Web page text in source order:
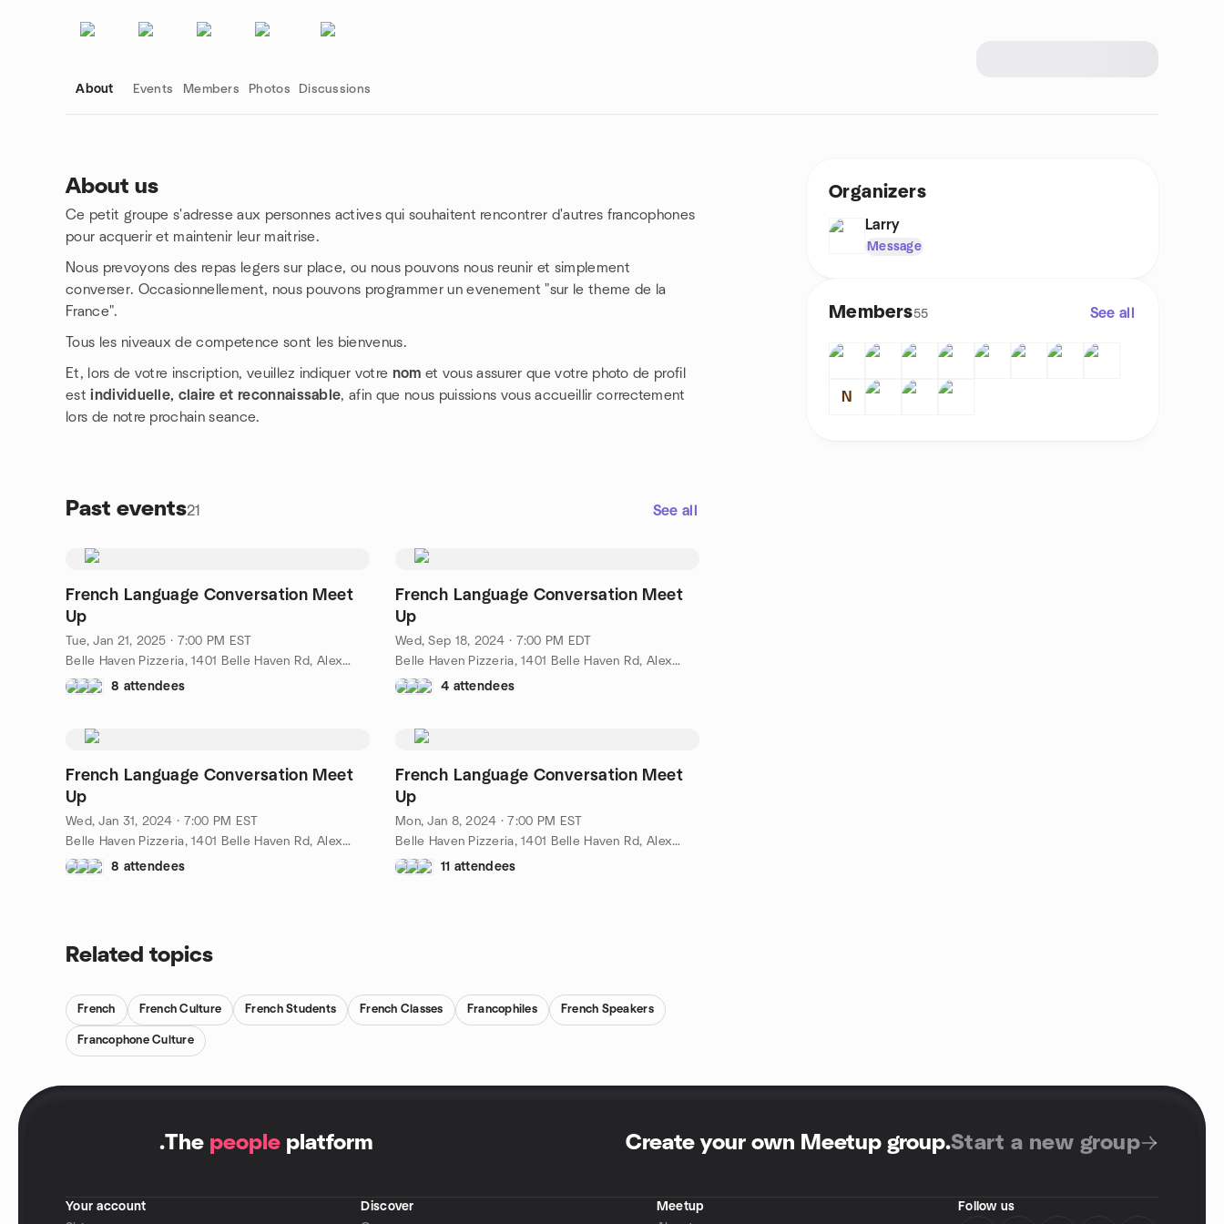
About Events Members Photos Discussions
About us
Ce petit groupe s'adresse aux personnes actives qui souhaitent rencontrer d'autres francophones
pour acquerir et maintenir leur maitrise.
Nous prevoyons des repas legers sur place, ou nous pouvons nous reunir et simplement
converser. Occasionnellement, nous pouvons programmer un evenement "sur le theme de la
France".
Tous les niveaux de competence sont les bienvenus.
Et, lors de votre inscription, veuillez indiquer votre nom et vous assurer que votre photo de profil
est individuelle, claire et reconnaissable, afin que nous puissions vous accueillir correctement
lors de notre prochain seance.
Past events21 See all
French Language Conversation Meet
Up
Tue, Jan 21, 2025 · 7:00 PM EST
Belle Haven Pizzeria, 1401 Belle Haven Rd, Alexandria, VA, US
8 attendees
French Language Conversation Meet
Up
Wed, Sep 18, 2024 · 7:00 PM EDT
Belle Haven Pizzeria, 1401 Belle Haven Rd, Alexandria, VA, US
4 attendees
French Language Conversation Meet
Up
Wed, Jan 31, 2024 · 7:00 PM EST
Belle Haven Pizzeria, 1401 Belle Haven Rd, Alexandria, VA, US
8 attendees
French Language Conversation Meet
Up
Mon, Jan 8, 2024 · 7:00 PM EST
Belle Haven Pizzeria, 1401 Belle Haven Rd, Alexandria, VA, US
11 attendees
Group links
Related topics
French French Culture French Students French Classes Francophiles French Speakers
Francophone Culture
Organizers
Larry
Message
Members55 See all
N
.The people platform Create your own Meetup group.Start a new group
Your account
Discover
Meetup
Follow us